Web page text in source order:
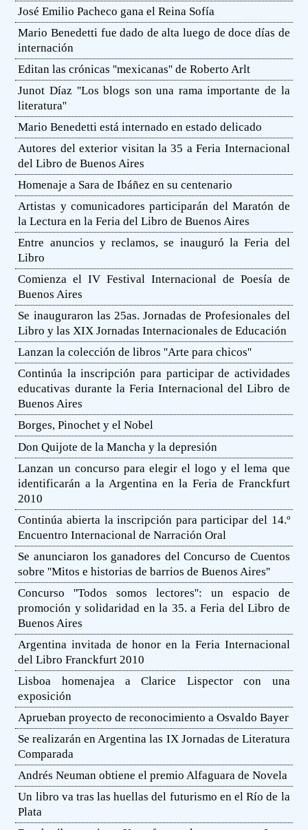
José Emilio Pacheco gana el Reina Sofía
Mario Benedetti fue dado de alta luego de doce días de
internación
Editan las crónicas ''mexicanas'' de Roberto Arlt
Junot Díaz ''Los blogs son una rama importante de la
literatura''
Mario Benedetti está internado en estado delicado
Autores del exterior visitan la 35 a Feria Internacional
del Libro de Buenos Aires
Homenaje a Sara de Ibáñez en su centenario
Artistas y comunicadores participarán del Maratón de
la Lectura en la Feria del Libro de Buenos Aires
Entre anuncios y reclamos, se inauguró la Feria del
Libro
Comienza el IV Festival Internacional de Poesía de
Buenos Aires
Se inauguraron las 25as. Jornadas de Profesionales del
Libro y las XIX Jornadas Internacionales de Educación
Lanzan la colección de libros ''Arte para chicos''
Continúa la inscripción para participar de actividades
educativas durante la Feria Internacional del Libro de
Buenos Aires
Borges, Pinochet y el Nobel
Don Quijote de la Mancha y la depresión
Lanzan un concurso para elegir el logo y el lema que
identificarán a la Argentina en la Feria de Franckfurt
2010
Continúa abierta la inscripción para participar del 14.º
Encuentro Internacional de Narración Oral
Se anunciaron los ganadores del Concurso de Cuentos
sobre ''Mitos e historias de barrios de Buenos Aires''
Concurso ''Todos somos lectores'': un espacio de
promoción y solidaridad en la 35. a Feria del Libro de
Buenos Aires
Argentina invitada de honor en la Feria Internacional
del Libro Franckfurt 2010
Lisboa homenajea a Clarice Lispector con una
exposición
Aprueban proyecto de reconocimiento a Osvaldo Bayer
Se realizarán en Argentina las IX Jornadas de Literatura
Comparada
Andrés Neuman obtiene el premio Alfaguara de Novela
Un libro va tras las huellas del futurismo en el Río de la
Plata